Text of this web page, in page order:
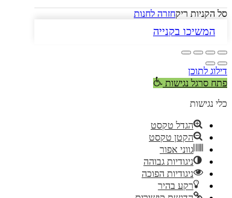
סל הקניות ריקחזרה לחנות
המשיכו בקנייה
דילוג לתוכן
פתח סרגל נגישות
כלי נגישות
הגדל טקסט
הקטן טקסט
גווני אפור
ניגודיות גבוהה
ניגודיות הפוכה
רקע בהיר